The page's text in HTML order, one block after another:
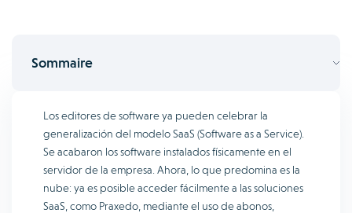
Sommaire
Los editores de software ya pueden celebrar la
generalización del modelo SaaS (Software as a Service).
Se acabaron los software instalados físicamente en el
servidor de la empresa. Ahora, lo que predomina es la
nube: ya es posible acceder fácilmente a las soluciones
SaaS, como Praxedo, mediante el uso de abonos,